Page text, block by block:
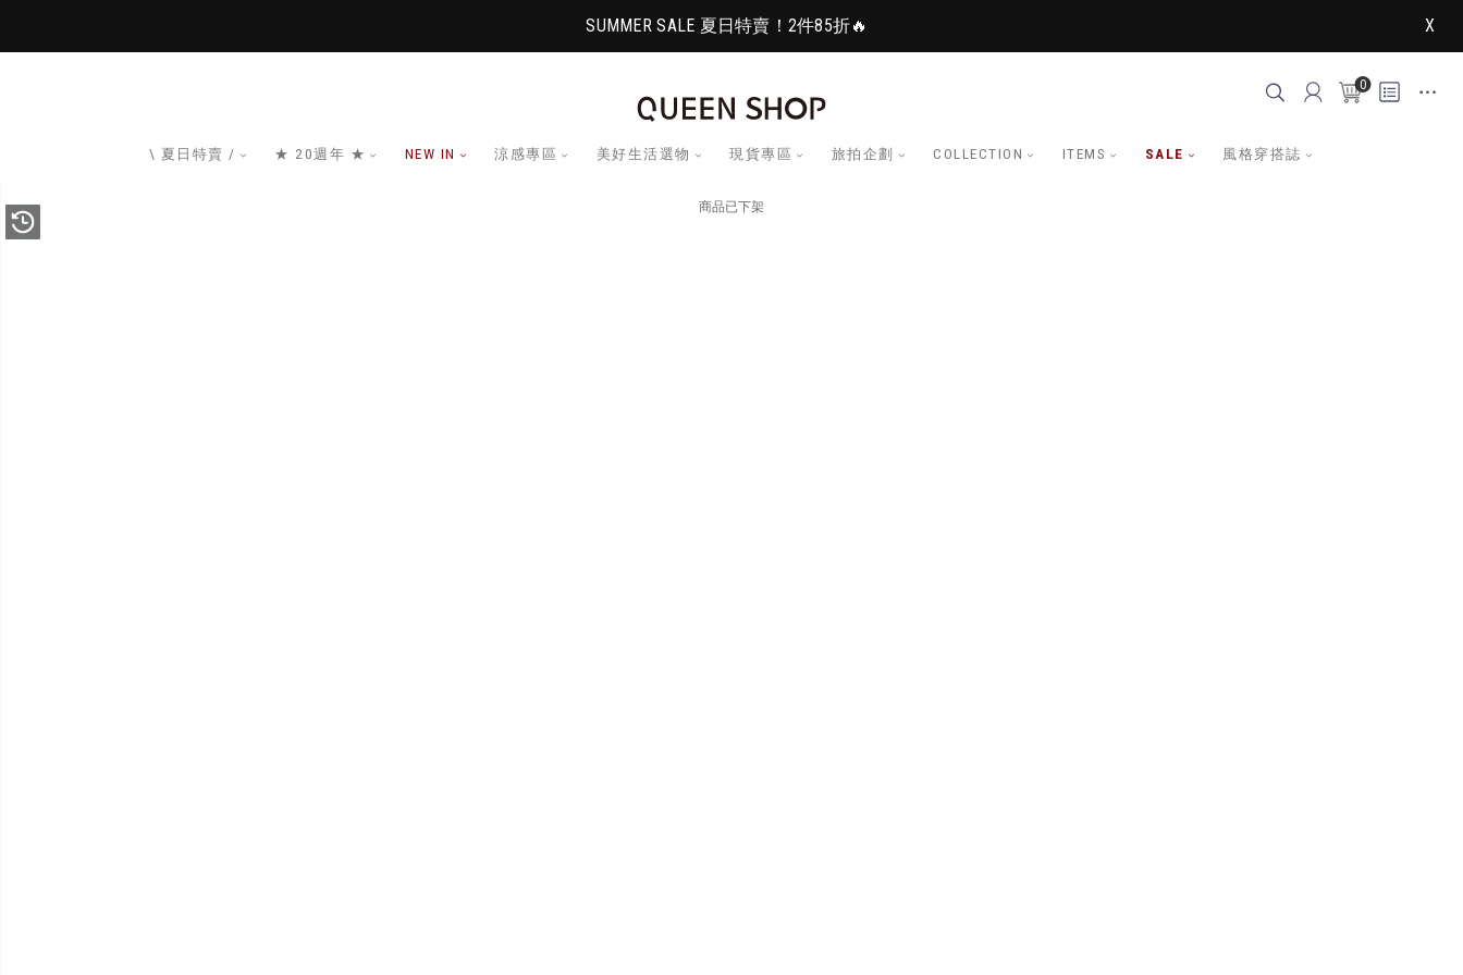
SUMMER SALE 夏日特賣！2件85折🔥 X
0
\ 夏日特賣 / ★ 20週年 ★ NEW IN 涼感專區 美好生活選物 現貨專區 旅拍企劃 COLLECTION ITEMS SALE 風格穿搭誌
商品已下架